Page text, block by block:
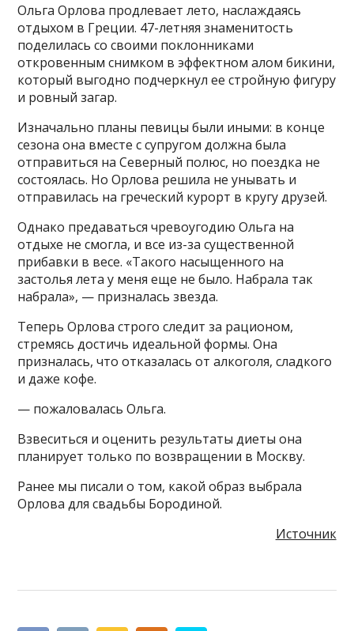
Ольга Орлова продлевает лето, наслаждаясь
отдыхом в Греции. 47-летняя знаменитость
поделилась со своими поклонниками
откровенным снимком в эффектном алом бикини,
который выгодно подчеркнул ее стройную фигуру
и ровный загар.
Изначально планы певицы были иными: в конце
сезона она вместе с супругом должна была
отправиться на Северный полюс, но поездка не
состоялась. Но Орлова решила не унывать и
отправилась на греческий курорт в кругу друзей.
Однако предаваться чревоугодию Ольга на
отдыхе не смогла, и все из-за существенной
прибавки в весе. «Такого насыщенного на
застолья лета у меня еще не было. Набрала так
набрала», — призналась звезда.
Теперь Орлова строго следит за рационом,
стремясь достичь идеальной формы. Она
призналась, что отказалась от алкоголя, сладкого
и даже кофе.
— пожаловалась Ольга.
Взвеситься и оценить результаты диеты она
планирует только по возвращении в Москву.
Ранее мы писали о том, какой образ выбрала
Орлова для свадьбы Бородиной.
Источник